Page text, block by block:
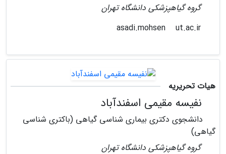
گروه گیاهپزشکی دانشگاه تهران
ut.ac.ir
هیات تحریریه
نفیسه مقیمی اسفندآباد
دانشجوی دکتری بیماری شناسی گیاهی (باکتری شناسی
گیاهی)
گروه گیاهپزشکی دانشگاه تهران